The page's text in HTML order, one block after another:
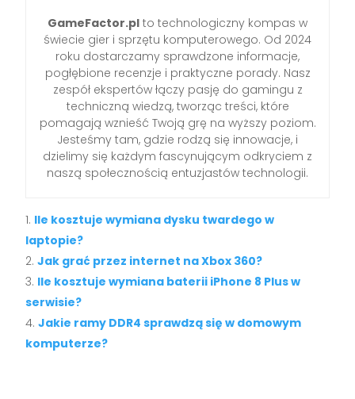
GameFactor.pl to technologiczny kompas w
świecie gier i sprzętu komputerowego. Od 2024
roku dostarczamy sprawdzone informacje,
pogłębione recenzje i praktyczne porady. Nasz
zespół ekspertów łączy pasję do gamingu z
techniczną wiedzą, tworząc treści, które
pomagają wznieść Twoją grę na wyższy poziom.
Jesteśmy tam, gdzie rodzą się innowacje, i
dzielimy się każdym fascynującym odkryciem z
naszą społecznością entuzjastów technologii.
Ile kosztuje wymiana dysku twardego w
laptopie?
Jak grać przez internet na Xbox 360?
Ile kosztuje wymiana baterii iPhone 8 Plus w
serwisie?
Jakie ramy DDR4 sprawdzą się w domowym
komputerze?